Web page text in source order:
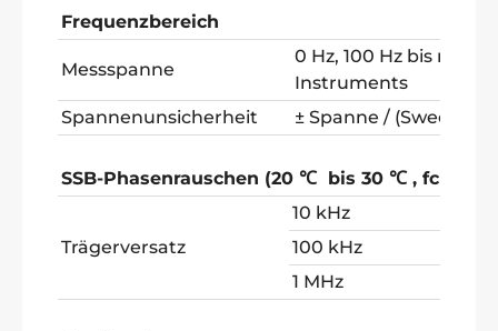
Frequenzbereich
Messspanne
0 Hz, 100 Hz bis max.
Instruments
Spannenunsicherheit
± Spanne / (Sweep-
SSB-Phasenrauschen (20 ℃ bis 30 ℃, fc =
Trägerversatz
10 kHz
100 kHz
1 MHz